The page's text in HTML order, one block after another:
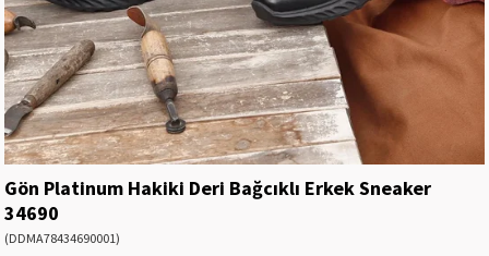
Gön Platinum Hakiki Deri Bağcıklı Erkek Sneaker
34690
(DDMA78434690001)